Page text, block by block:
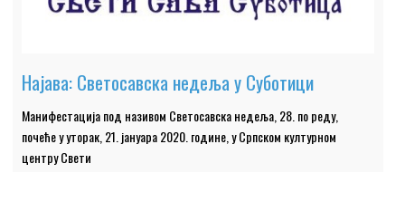
Најава: Светосавска недеља у Суботици
Манифестација под називом Светосавска недеља, 28. по реду,
почеће у уторак, 21. јануара 2020. године, у Српском културном
центру Свети